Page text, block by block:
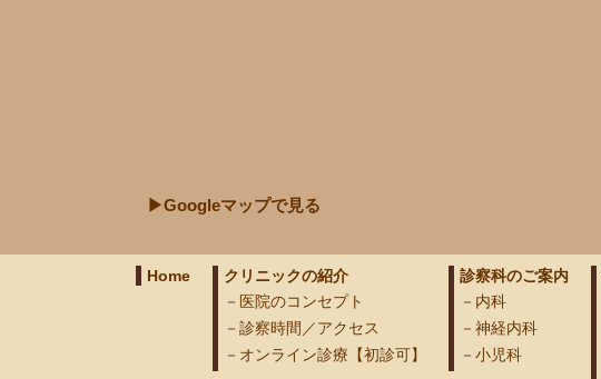
▶Googleマップで見る
Home
クリニックの紹介
医院のコンセプト
診察時間／アクセス
オンライン診療【初診可】
診察科のご案内
内科
神経内科
小児科